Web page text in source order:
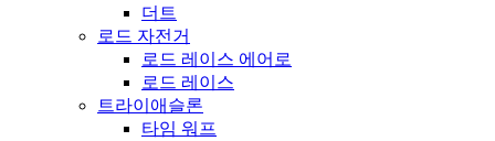
더트
로드 자전거
로드 레이스 에어로
로드 레이스
트라이애슬론
타임 워프